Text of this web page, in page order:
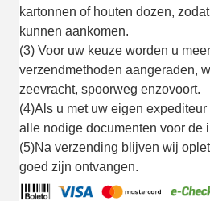
kartonnen of houten dozen,
kunnen aankomen.
(3) Voor uw keuze worden u
verzendmethoden aangeraden,
zeevracht, spoorweg enzovoort.
(4)Als u met uw eigen
alle nodige documenten voor de
(5)Na verzending blijven wij
goed zijn ontvangen.